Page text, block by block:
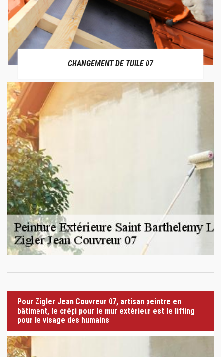
CHANGEMENT DE TUILE 07
Pour Zigler Jean Couvreur 07, artisan peintre en
bâtiment, le crépi pour le mur extérieur est le lifting
pour le visage des humains